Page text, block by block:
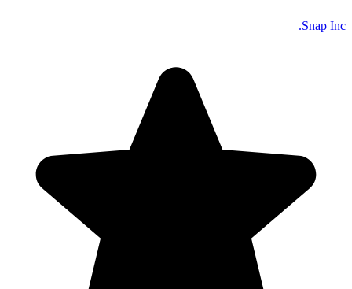
Snap Inc.